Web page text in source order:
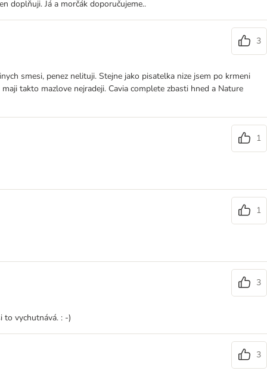
doplňuji. Já a morčák doporučujeme..
3
smesi, penez nelituji. Stejne jako pisatelka nize jsem po krmeni
takto mazlove nejradeji. Cavia complete zbasti hned a Nature
1
1
3
to vychutnává. : -)
3